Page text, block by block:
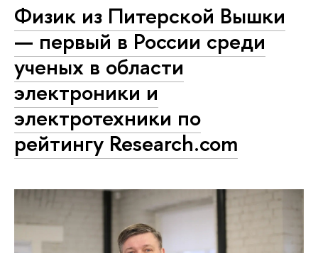
Физик из Питерской Вышки
— первый в России среди
ученых в области
электроники и
электротехники по
рейтингу Research.com